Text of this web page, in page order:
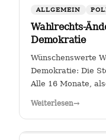
ALLGEMEIN
Wahlrechts-
Demokratie
Wünschenswerte
Demokratie: Die
Alle 16 Monate,
Weiterlesen→